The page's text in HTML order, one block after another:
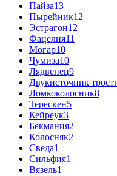
Пайза13
Пырейник12
Эстрагон12
Фацелия11
Могар10
Чумиза10
Лядвенец9
Двукисточник
Ломкоколосник8
Терескен5
Кейреук3
Бекмания2
Колосняк2
Сведа1
Сильфия1
Вязель1